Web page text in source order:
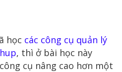
học các công cụ quản lý
, thì ở bài học này
cụ nâng cao hơn một